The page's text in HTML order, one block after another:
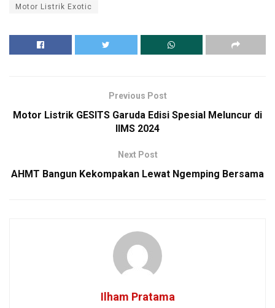
Motor Listrik Exotic
Previous Post
Motor Listrik GESITS Garuda Edisi Spesial Meluncur di
IIMS 2024
Next Post
AHMT Bangun Kekompakan Lewat Ngemping Bersama
Ilham Pratama